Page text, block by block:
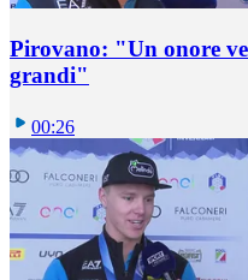
Pirovano: "Un onore
grandi"
00:26